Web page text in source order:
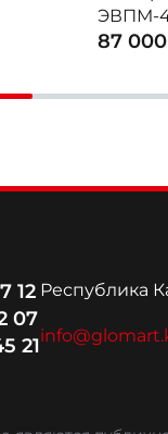
ЭВПМ-
87
12
07
21
Республика